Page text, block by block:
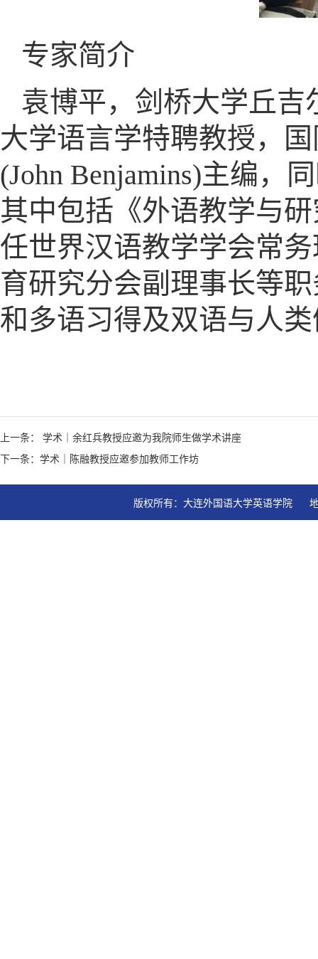
专家简介
袁博平，剑桥大学丘
大学语言学特聘教授，国
(John Benjamins)主编，
其中包括《外语教学与
任世界汉语教学学会常
育研究分会副理事长等
和多语习得及双语与人
上一条： 学术｜余红兵教授应邀为我院师生做学术讲座
下一条：学术｜陈融教授应邀参加教师工作坊
版权所有：大连外国语大学英语学院